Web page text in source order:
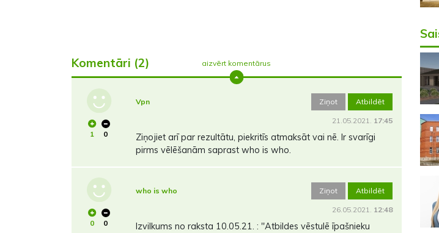
Komentāri (2) aizvērt komentārus
1 0
Vpn Ziņot Atbildēt
21.05.2021. 17:45
Ziņojiet arī par rezultātu, piekritīs atmaksāt vai nē. Ir svarīgi
pirms vēlēšanām saprast who is who.
0 0
who is who Ziņot Atbildēt
26.05.2021. 12:48
Izvilkums no raksta 10.05.21. : ''Atbildes vēstulē īpašnieku